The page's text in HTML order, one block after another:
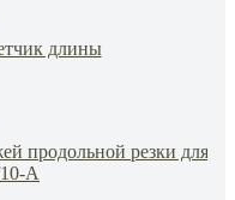
длины
продольной резки для
А